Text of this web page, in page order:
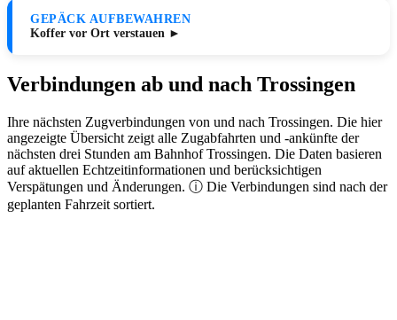
GEPÄCK AUFBEWAHREN
Koffer vor Ort verstauen ►
Verbindungen ab und nach Trossingen
Ihre nächsten Zugverbindungen von und nach Trossingen. Die hier
angezeigte Übersicht zeigt alle Zugabfahrten und -ankünfte der
nächsten drei Stunden am Bahnhof Trossingen. Die Daten basieren
auf aktuellen Echtzeitinformationen und berücksichtigen
Verspätungen und Änderungen. ⓘ Die Verbindungen sind nach der
geplanten Fahrzeit sortiert.